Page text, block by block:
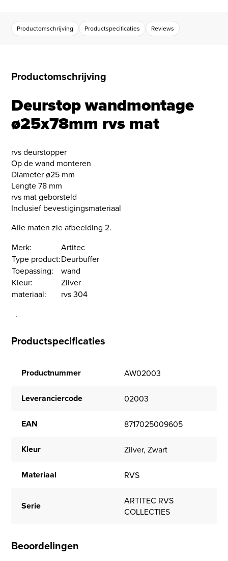
Productomschrijving Productspecificaties Reviews
Productomschrijving
Deurstop wandmontage
ø25x78mm rvs mat
rvs deurstopper
Op de wand monteren
Diameter ø25 mm
Lengte 78 mm
rvs mat geborsteld
Inclusief bevestigingsmateriaal
Alle maten zie afbeelding 2.
Merk:
Artitec
Type product:Deurbuffer
Toepassing:
wand
Kleur:
Zilver
materiaal:
rvs 304
.
Productspecificaties
Productnummer AW02003
Leveranciercode 02003
EAN 8717025009605
Kleur Zilver, Zwart
Materiaal RVS
Serie
ARTITEC RVS
COLLECTIES
Beoordelingen